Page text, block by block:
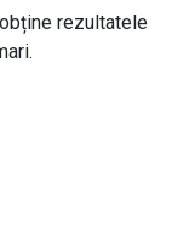
rezultatele